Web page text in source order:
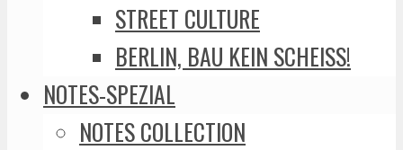
STREET CULTURE
BERLIN, BAU KEIN SCHEISS!
NOTES-SPEZIAL
NOTES COLLECTION